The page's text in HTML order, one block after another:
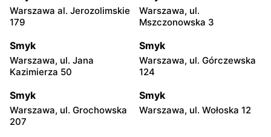
Warszawa al. Jerozolimskie
179
Warszawa, ul.
Mszczonowska 3
Smyk
Warszawa, ul. Jana
Kazimierza 50
Smyk
Warszawa, ul. Górczewska
124
Smyk
Warszawa, ul. Grochowska
207
Smyk
Warszawa, ul. Wołoska 12